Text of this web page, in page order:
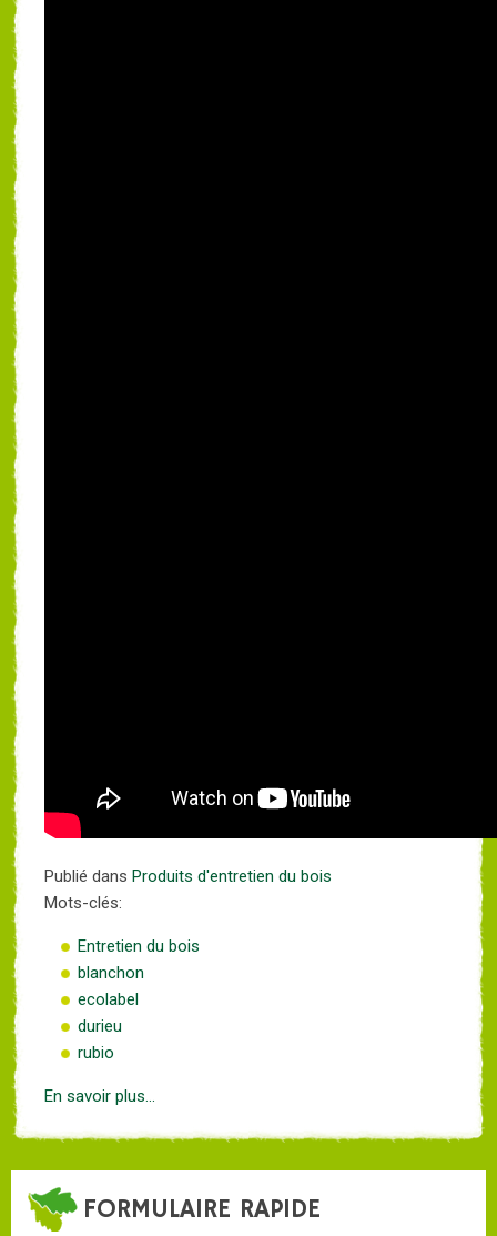
Publié dans Produits d'entretien du bois
Mots-clés:
Entretien du bois
blanchon
ecolabel
durieu
rubio
En savoir plus...
FORMULAIRE RAPIDE